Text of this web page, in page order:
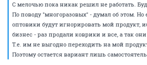
С мелочью пока никак решил не работать.
По поводу "многоразовых" - думал об этом. Но
оптовики будут игнорировать мой продукт,
бизнес - раз продали коврики и все, а так
Т.е. им не выгодно переходить на мой
Поэтому остается вариант лишь